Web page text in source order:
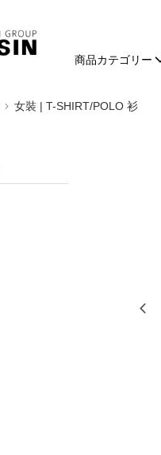
商品カテゴリー
女裝 | T-SHIRT/POLO 衫